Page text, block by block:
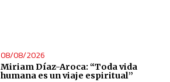
08/08/2026
Miriam Díaz-Aroca: “Toda vida
humana es un viaje espiritual”